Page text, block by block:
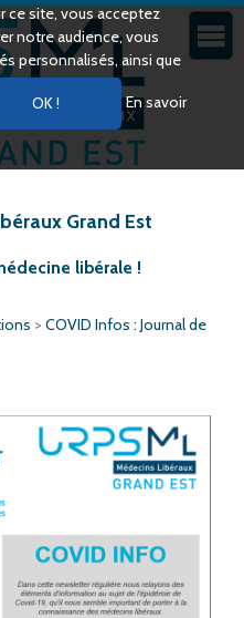
ce site, vous acceptez
notre audience, vous
personnalisés, ainsi que
En savoir
Grand Est
libérale !
> COVID Infos : Journal de